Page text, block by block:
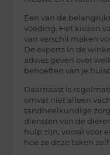
Een van de
voeding. Het kiezen
van verschil maken
De experts in de
advies geven over
behoeften van je
Daarnaast is
omvat niet alleen
tandheelkundige
diensten van de
hulp zijn, vooral voor
hoe ze deze taken